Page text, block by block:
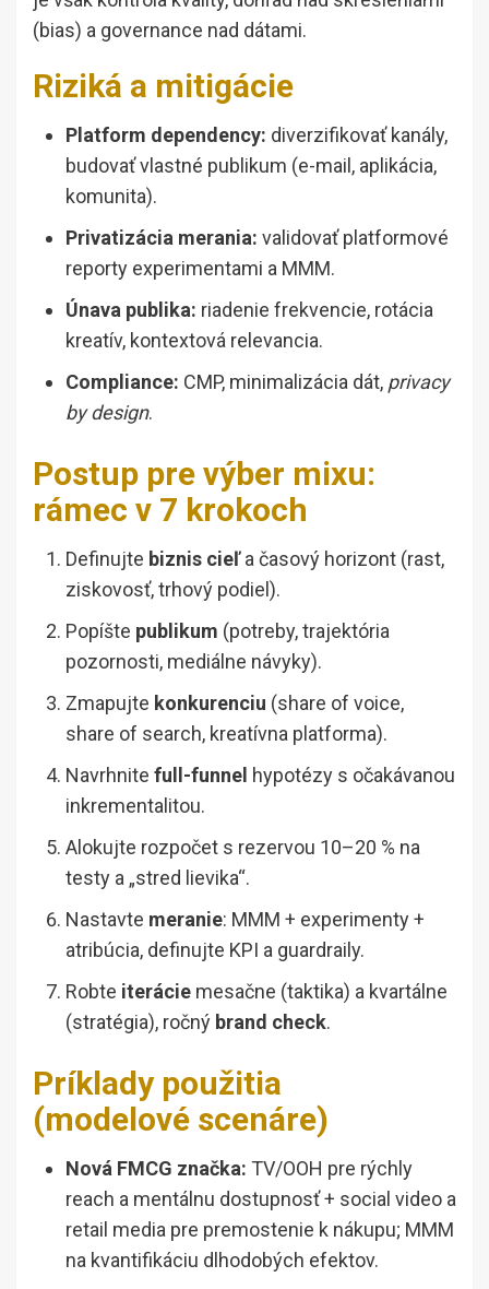
(bias) a governance nad dátami.
Riziká a mitigácie
Platform dependency: diverzifikovať kanály,
budovať vlastné publikum (e-mail, aplikácia,
komunita).
Privatizácia merania: validovať platformové
reporty experimentami a MMM.
Únava publika: riadenie frekvencie, rotácia
kreatív, kontextová relevancia.
Compliance: CMP, minimalizácia dát, privacy
by design.
Postup pre výber mixu:
rámec v 7 krokoch
Definujte biznis cieľa časový horizont (rast,
ziskovosť, trhový podiel).
Popíšte publikum (potreby, trajektória
pozornosti, mediálne návyky).
Zmapujte konkurenciu (share of voice,
share of search, kreatívna platforma).
Navrhnite full-funnel hypotézy s očakávanou
inkrementalitou.
Alokujte rozpočet s rezervou 10–20 % na
testy a „stred lievika“.
Nastavte meranie: MMM + experimenty +
atribúcia, definujte KPI a guardraily.
Robte iterácie mesačne (taktika) a kvartálne
(stratégia), ročný brand check.
Príklady použitia
(modelové scenáre)
Nová FMCG značka: TV/OOH pre rýchly
reach a mentálnu dostupnosť + social video a
retail media pre premostenie k nákupu; MMM
na kvantifikáciu dlhodobých efektov.